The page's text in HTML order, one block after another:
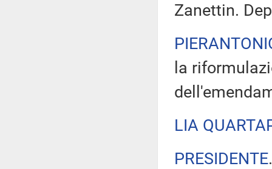
Zanettin.
la
LIA
PRESIDENTE